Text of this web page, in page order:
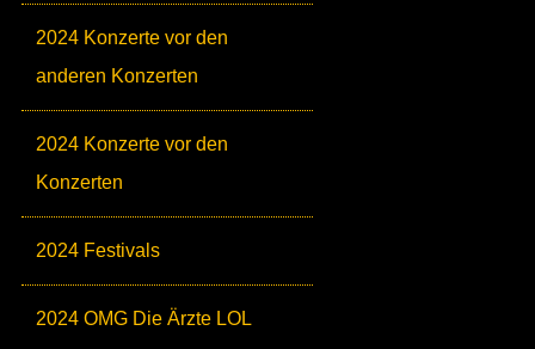
2024 Konzerte vor den
anderen Konzerten
2024 Konzerte vor den
Konzerten
2024 Festivals
2024 OMG Die Ärzte LOL